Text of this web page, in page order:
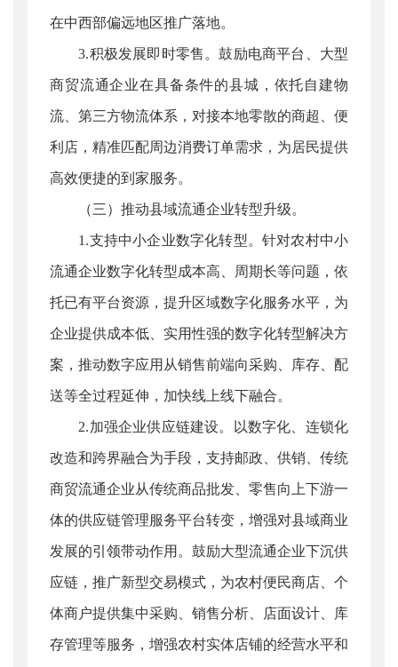
在中西部偏远地区推广落地。
3.积极发展即时零售。鼓励电商平台、大型
商贸流通企业在具备条件的县城，依托自建物
流、第三方物流体系，对接本地零散的商超、便
利店，精准匹配周边消费订单需求，为居民提供
高效便捷的到家服务。
（三）推动县域流通企业转型升级。
1.支持中小企业数字化转型。针对农村中小
流通企业数字化转型成本高、周期长等问题，依
托已有平台资源，提升区域数字化服务水平，为
企业提供成本低、实用性强的数字化转型解决方
案，推动数字应用从销售前端向采购、库存、配
送等全过程延伸，加快线上线下融合。
2.加强企业供应链建设。以数字化、连锁化
改造和跨界融合为手段，支持邮政、供销、传统
商贸流通企业从传统商品批发、零售向上下游一
体的供应链管理服务平台转变，增强对县域商业
发展的引领带动作用。鼓励大型流通企业下沉供
应链，推广新型交易模式，为农村便民商店、个
体商户提供集中采购、销售分析、店面设计、库
存管理等服务，增强农村实体店铺的经营水平和